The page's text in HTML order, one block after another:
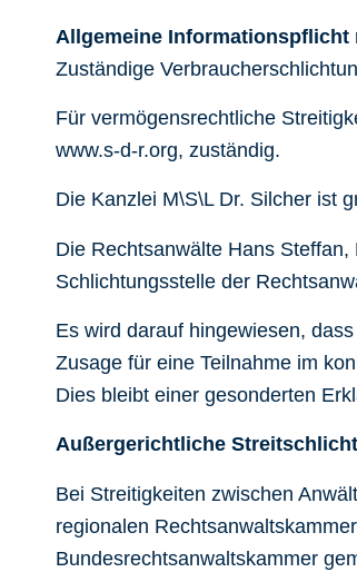
Allgemeine Informationspflicht
Zuständige
Für vermögensrechtliche
www.s-d-r.org, zuständig.
Die Kanzlei M\S\L Dr. Silcher ist
Die Rechtsanwälte Hans
Schlichtungsstelle der
Es wird darauf hingewiesen,
Zusage für eine Teilnahme im
Dies bleibt einer gesonderten
Außergerichtliche
Bei Streitigkeiten zwischen
regionalen
Bundesrechtsanwaltskammer